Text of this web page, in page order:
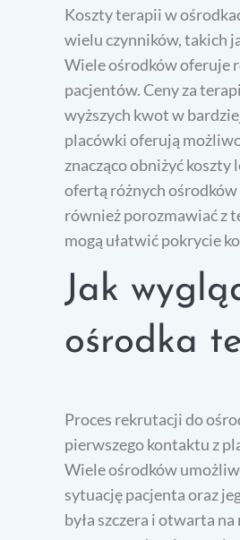
Koszty terapii w
wielu czynników, takich
Wiele ośrodków oferuje
pacjentów. Ceny za
wyższych kwot w
placówki oferują
znacząco obniżyć koszty
ofertą różnych
również porozmawiać z
mogą ułatwić pokrycie
Jak
ośrodka
Proces rekrutacji do
pierwszego kontaktu z
Wiele ośrodków
sytuację pacjenta oraz
była szczera i otwarta